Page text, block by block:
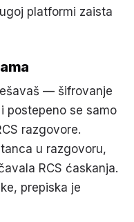
platformi zaista
— šifrovanje
postepeno se samo
razgovore.
u razgovoru,
RCS ćaskanja.
prepiska je